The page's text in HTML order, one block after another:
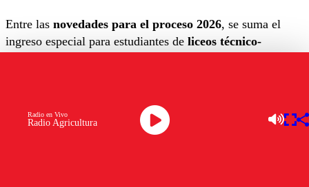
Entre las novedades para el proceso 2026, se suma el
ingreso especial para estudiantes de liceos técnico-
Información y Control de Gestión
Radio Agricultura
Radio en Vivo